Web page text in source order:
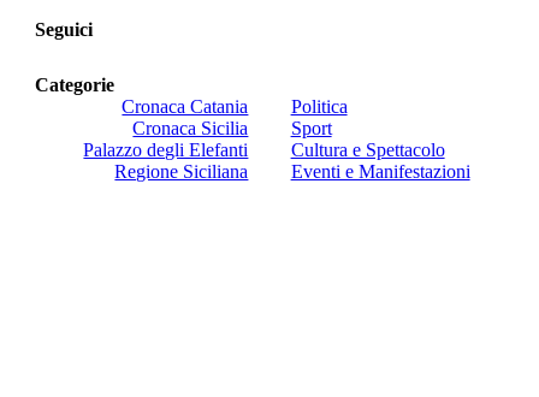
Seguici
Categorie
Cronaca Catania
Cronaca Sicilia
Palazzo degli Elefanti
Regione Siciliana
Politica
Sport
Cultura e Spettacolo
Eventi e Manifestazioni